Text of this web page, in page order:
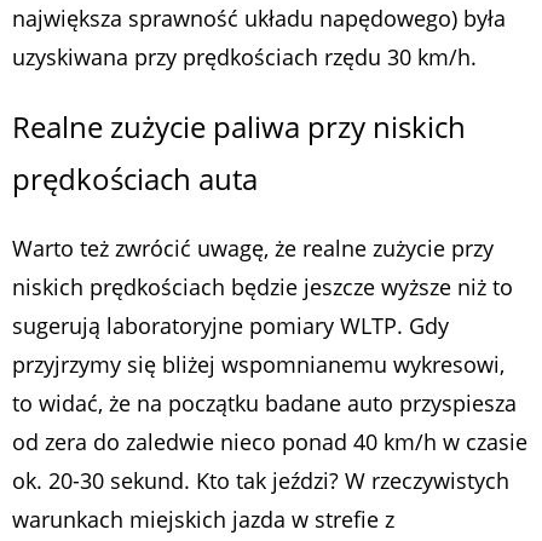
największa sprawność układu napędowego) była
uzyskiwana przy prędkościach rzędu 30 km/h.
Realne zużycie paliwa przy niskich
prędkościach auta
Warto też zwrócić uwagę, że realne zużycie przy
niskich prędkościach będzie jeszcze wyższe niż to
sugerują laboratoryjne pomiary WLTP. Gdy
przyjrzymy się bliżej wspomnianemu wykresowi,
to widać, że na początku badane auto przyspiesza
od zera do zaledwie nieco ponad 40 km/h w czasie
ok. 20-30 sekund. Kto tak jeździ? W rzeczywistych
warunkach miejskich jazda w strefie z